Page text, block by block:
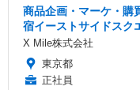
商品企画・マーケ・購
宿イーストサイドスク
X Mile株式会社
東京都
正社員